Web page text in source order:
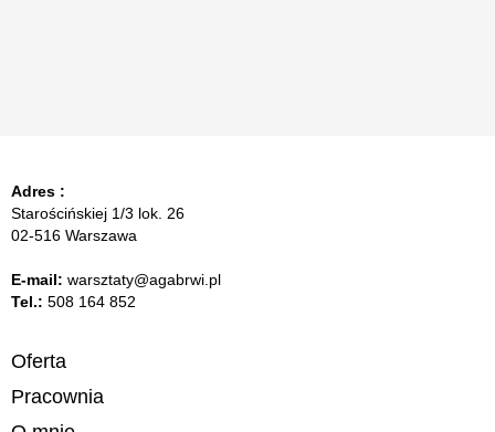
Adres :
Starościńskiej 1/3 lok. 26
02-516 Warszawa
E-mail: warsztaty@agabrwi.pl
Tel.: 508 164 852
Oferta
Pracownia